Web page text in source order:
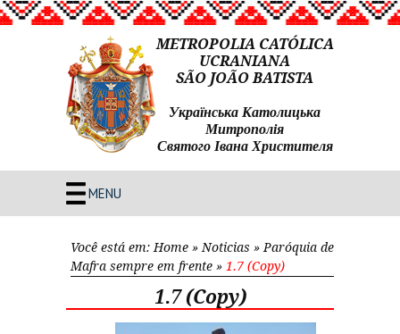
METROPOLIA CATÓLICA
UCRANIANA
SÃO JOÃO BATISTA
Українська Католицька
Митрополія
Святого Івана Христителя
MENU
Você está em: Home » Noticias » Paróquia de
Mafra sempre em frente » 1.7 (Copy)
1.7 (Copy)